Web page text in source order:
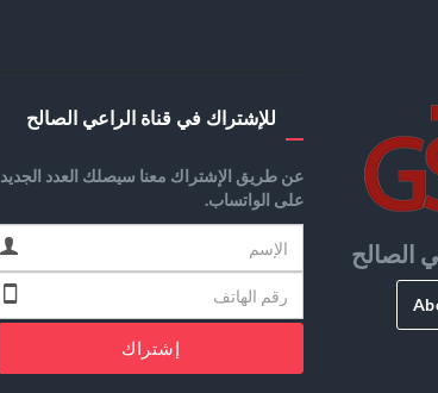
الصالح
للإشتراك في قناة الراعي الصالح
عن طريق الإشتراك معنا سيصلك العدد الجديد
على الواتساب.
إشتراك